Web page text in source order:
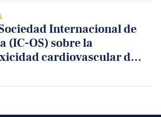
Internacional de
(IC-OS) sobre la
cardiovascular de
el cáncer